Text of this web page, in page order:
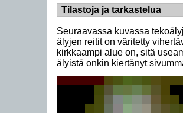
Tilastoja ja tarkastelua
Seuraavassa kuvassa
älyjen reitit on väritetty
kirkkaampi alue on, sitä
älyistä onkin kiertänyt